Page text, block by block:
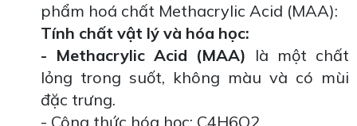
phẩm hoá chất Methacrylic Acid (MAA):
Tính chất vật lý và hóa học:
- Methacrylic Acid (MAA) là một chất
lỏng trong suốt, không màu và có mùi
đặc trưng.
- Công thức hóa học: C4H6O2.